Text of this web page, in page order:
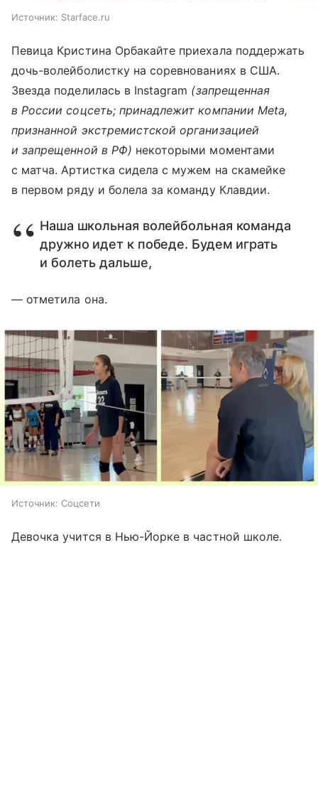
Источник: Starface.ru
Певица Кристина Орбакайте приехала поддержать
дочь-волейболистку на соревнованиях в США.
Звезда поделилась в Instagram (запрещенная
в России соцсеть; принадлежит компании Meta,
признанной экстремистской организацией
и запрещенной в РФ) некоторыми моментами
с матча. Артистка сидела с мужем на скамейке
в первом ряду и болела за команду Клавдии.
Наша школьная волейбольная команда
дружно идет к победе. Будем играть
и болеть дальше,
— отметила она.
Источник: Соцсети
Девочка учится в Нью-Йорке в частной школе.